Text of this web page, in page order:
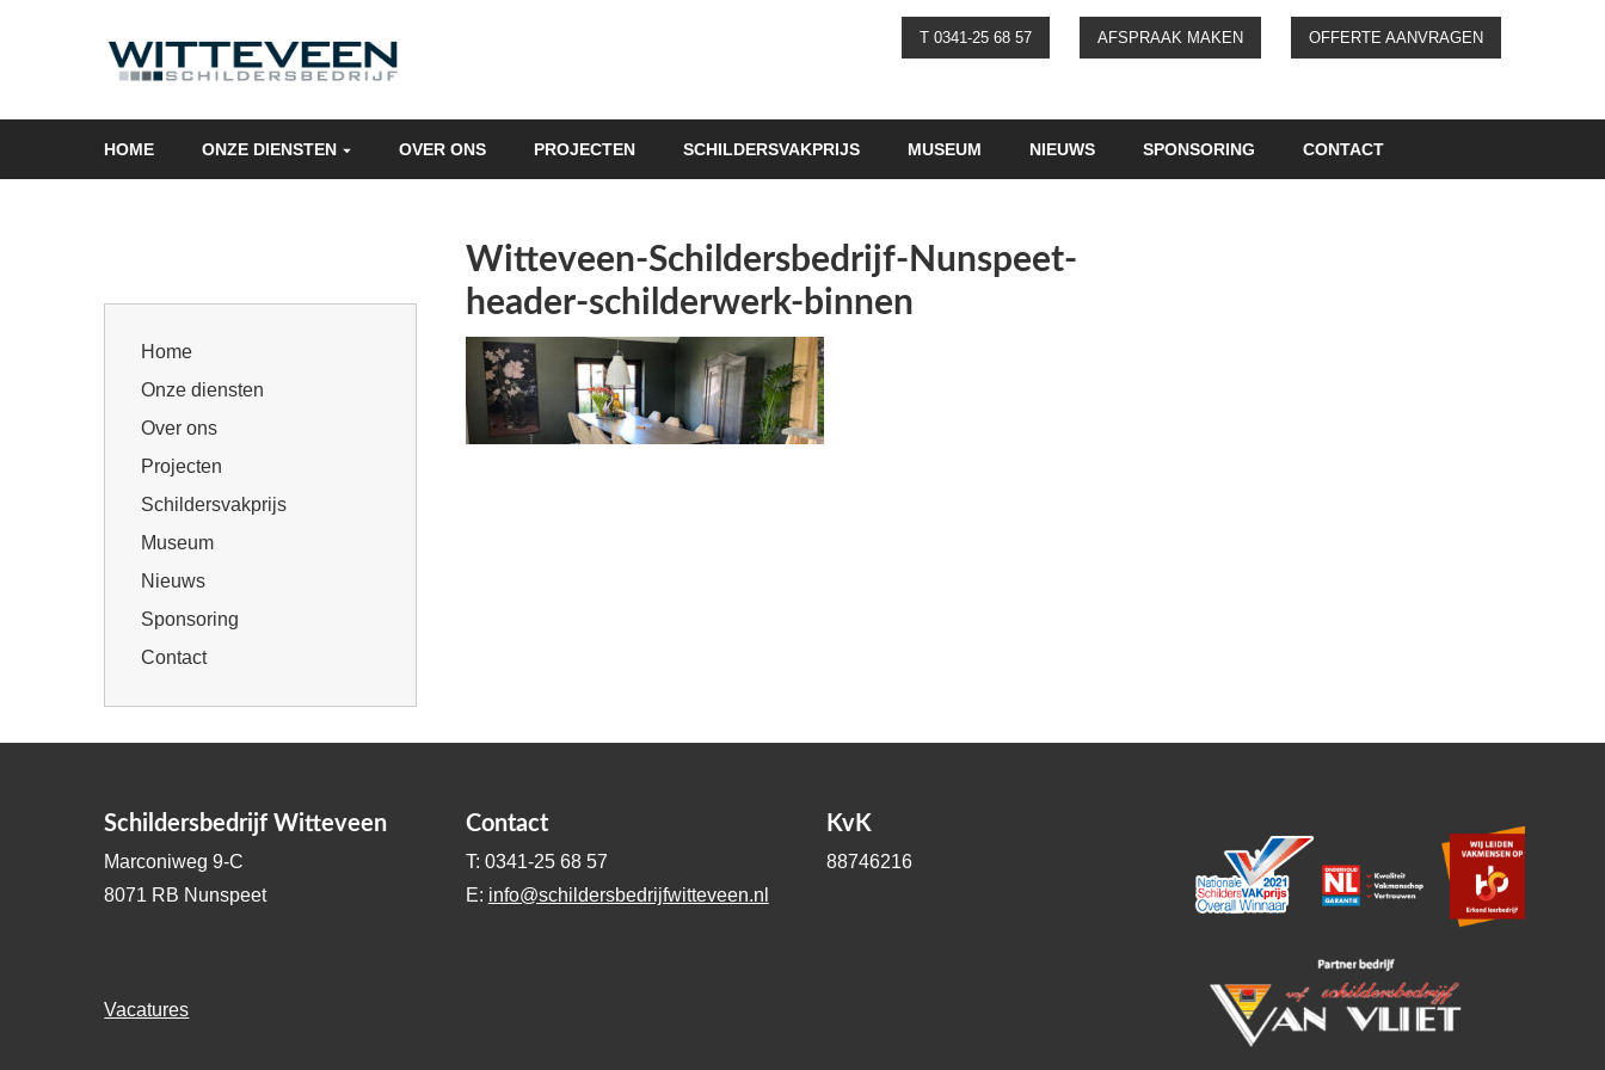
HOME ONZE DIENSTEN OVER ONS PROJECTEN SCHILDERSVAKPRIJS MUSEUM NIEUWS SPONSORING CONTACT
T 0341-25 68 57 AFSPRAAK MAKEN OFFERTE AANVRAGEN
Home
Onze diensten
Over ons
Projecten
Schildersvakprijs
Museum
Nieuws
Sponsoring
Contact
Witteveen-Schildersbedrijf-Nunspeet-
header-schilderwerk-binnen
Schildersbedrijf Witteveen
Marconiweg 9-C
8071 RB Nunspeet
Vacatures
Contact
T: 0341-25 68 57
E: info@schildersbedrijfwitteveen.nl
KvK
88746216